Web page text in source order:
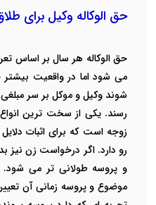
حق الوکاله وکیل برای
حق الوکاله هر سال بر اساس
می شود اما در واقعیت بیشتر
شوند وکیل و موکل بر سر مبلغی
رسند. یکی از سخت ترین
زوجه است که برای اثبات
رو دارد. اگر درخواست زن نیز
و پروسه طولانی تر می شود.
موضوع و پروسه زمانی آن